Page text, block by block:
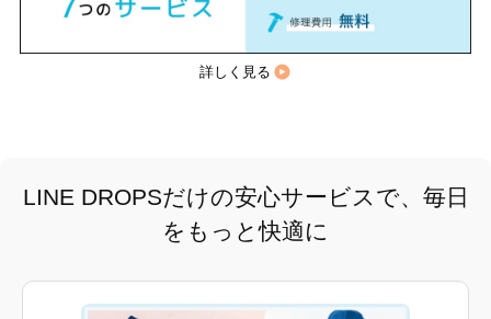
詳しく見る
LINE DROPSだけの安心サービスで、毎日
をもっと快適に